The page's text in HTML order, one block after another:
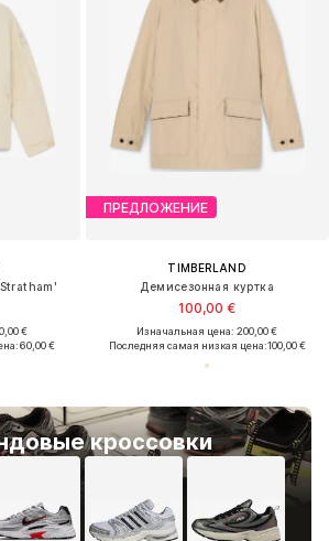
€
60,00 €
кроссовки
ПРЕДЛОЖЕНИЕ
TIMBERLAND
Демисезонная куртка
100,00 €
Изначальная цена: 200,00 €
Последняя самая низкая цена:100,00 €